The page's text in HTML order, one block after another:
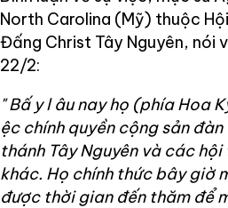
North Carolina (Mỹ) thuộc
Đấng Christ Tây Nguyên, nói
22/2:
" Bấ y l âu nay họ (phía Hoa
ệc chính quyền cộng sản
thánh Tây Nguyên và các
khác. Họ chính thức bây giờ
được thời gian đến thăm để